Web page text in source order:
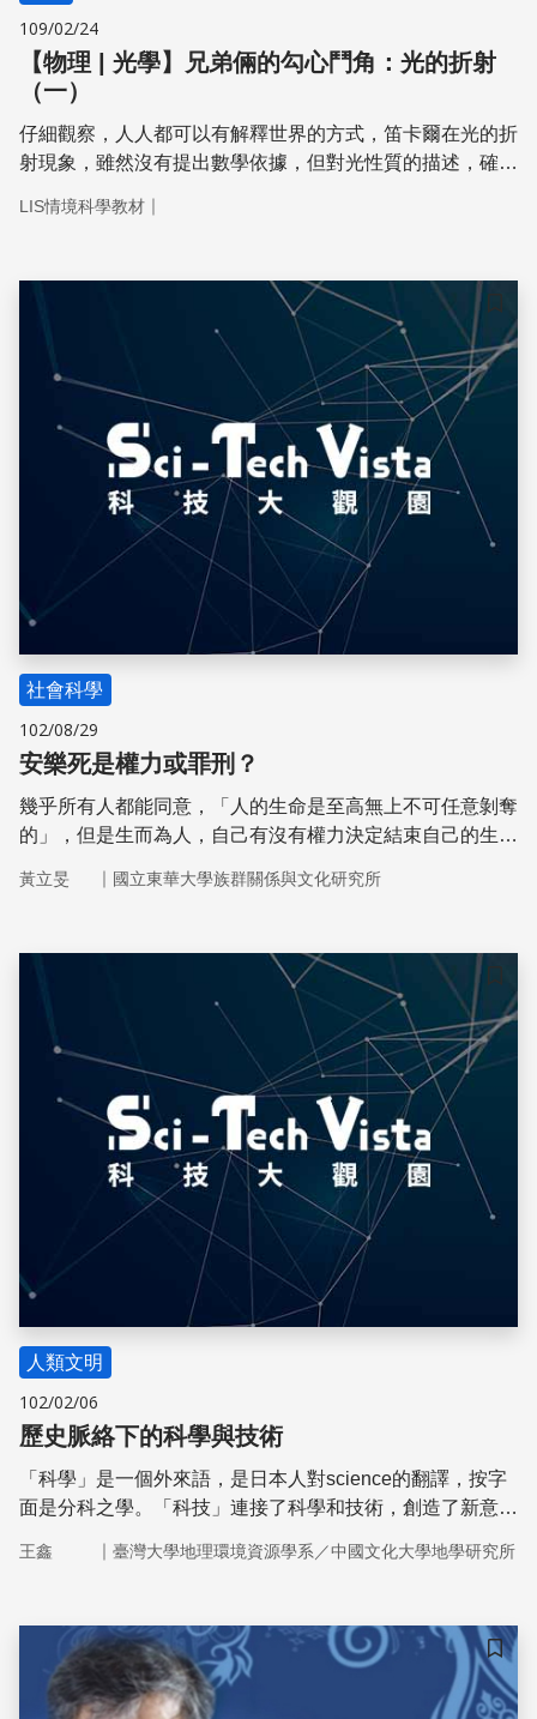
109/02/24
【物理 | 光學】兄弟倆的勾心鬥角：光的折射
（一）
仔細觀察，人人都可以有解釋世界的方式，笛卡爾在光的折
射現象，雖然沒有提出數學依據，但對光性質的描述，確實
LIS情境科學教材 ｜
儲存
社會科學
102/08/29
安樂死是權力或罪刑？
幾乎所有人都能同意，「人的生命是至高無上不可任意剝奪
的」，但是生而為人，自己有沒有權力決定結束自己的生命
黃立旻 ｜ 國立東華大學族群關係與文化研究所
儲存
人類文明
102/02/06
歷史脈絡下的科學與技術
「科學」是一個外來語，是日本人對science的翻譯，按字
面是分科之學。「科技」連接了科學和技術，創造了新意，
王鑫 ｜ 臺灣大學地理環境資源學系／中國文化大學地學研究所
儲存